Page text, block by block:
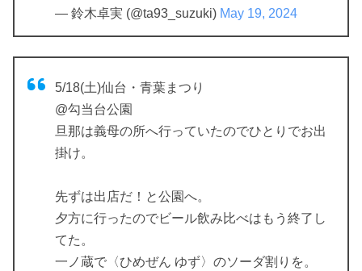
— 鈴木卓実 (@ta93_suzuki) May 19, 2024
5/18(土)仙台・青葉まつり
@勾当台公園
旦那は義母の所へ行っていたのでひとりでお出
掛け。
先ずは出店だ！と公園へ。
夕方に行ったのでビール飲み比べはもう終了し
てた。
一ノ蔵で〈ひめぜん ゆず〉のソーダ割りを。